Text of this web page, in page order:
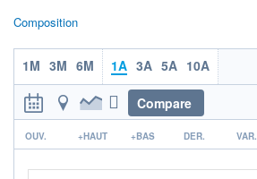
FONDS PARTENAIRES
ÉLIGIBILITÉ
PEA PEA-PME BOURSOVIE LUX
CTO BUSINESS
ACTIF NET (EUR)
2 889M / 31.07.26
Composition
1M 3M 6M 1A 3A 5A 10A
Compare
r
OUV. +HAUT +BAS DER. VAR.